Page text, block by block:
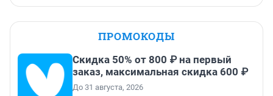
ПРОМОКОДЫ
Скидка 50% от 800 ₽ на первый
заказ, максимальная скидка 600 ₽
До 31 августа, 2026